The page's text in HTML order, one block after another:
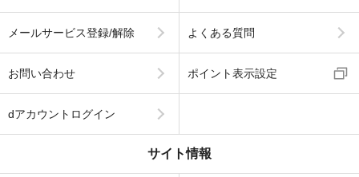
メールサービス登録/解除 よくある質問
お問い合わせ ポイント表示設定
dアカウントログイン
サイト情報